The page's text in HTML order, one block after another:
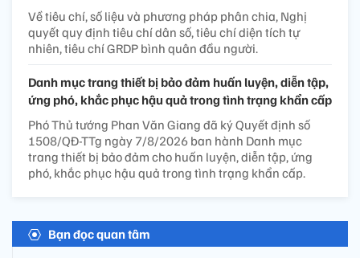
Về tiêu chí, số liệu và phương pháp phân chia, Nghị
quyết quy định tiêu chí dân số, tiêu chí diện tích tự
nhiên, tiêu chí GRDP bình quân đầu người.
Danh mục trang thiết bị bảo đảm huấn luyện, diễn tập,
ứng phó, khắc phục hậu quả trong tình trạng khẩn cấp
Phó Thủ tướng Phan Văn Giang đã ký Quyết định số
1508/QĐ-TTg ngày 7/8/2026 ban hành Danh mục
trang thiết bị bảo đảm cho huấn luyện, diễn tập, ứng
phó, khắc phục hậu quả trong tình trạng khẩn cấp.
Bạn đọc quan tâm